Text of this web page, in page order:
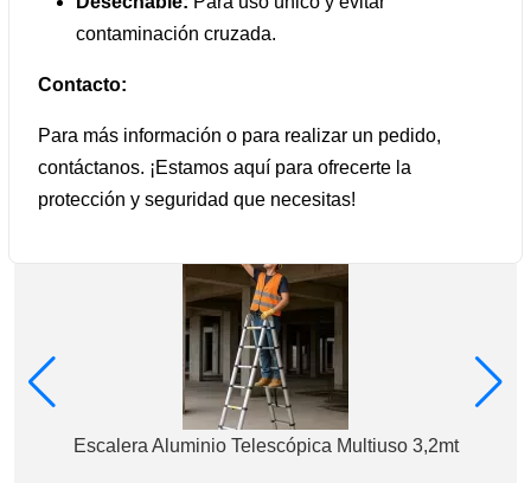
contaminación cruzada.
Contacto:
Para más información o para realizar un pedido,
contáctanos. ¡Estamos aquí para ofrecerte la
protección y seguridad que necesitas!
Escalera Aluminio Telescópica Multiuso 3,2mt